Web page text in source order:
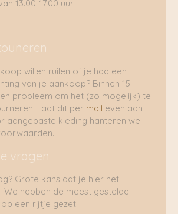
13.00-17.00 uur
willen ruilen of je had een
van je aankoop? Binnen 15
probleem om het (zo mogelijk) te
Laat dit per mail even aan
aangepaste kleding hanteren we
vragen
Grote kans dat je hier het
We hebben de meest gestelde
een rijtje gezet.